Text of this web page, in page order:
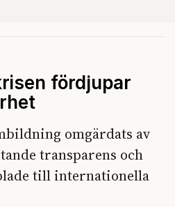
fördjupar
omgärdats av
transparens och
till internationella